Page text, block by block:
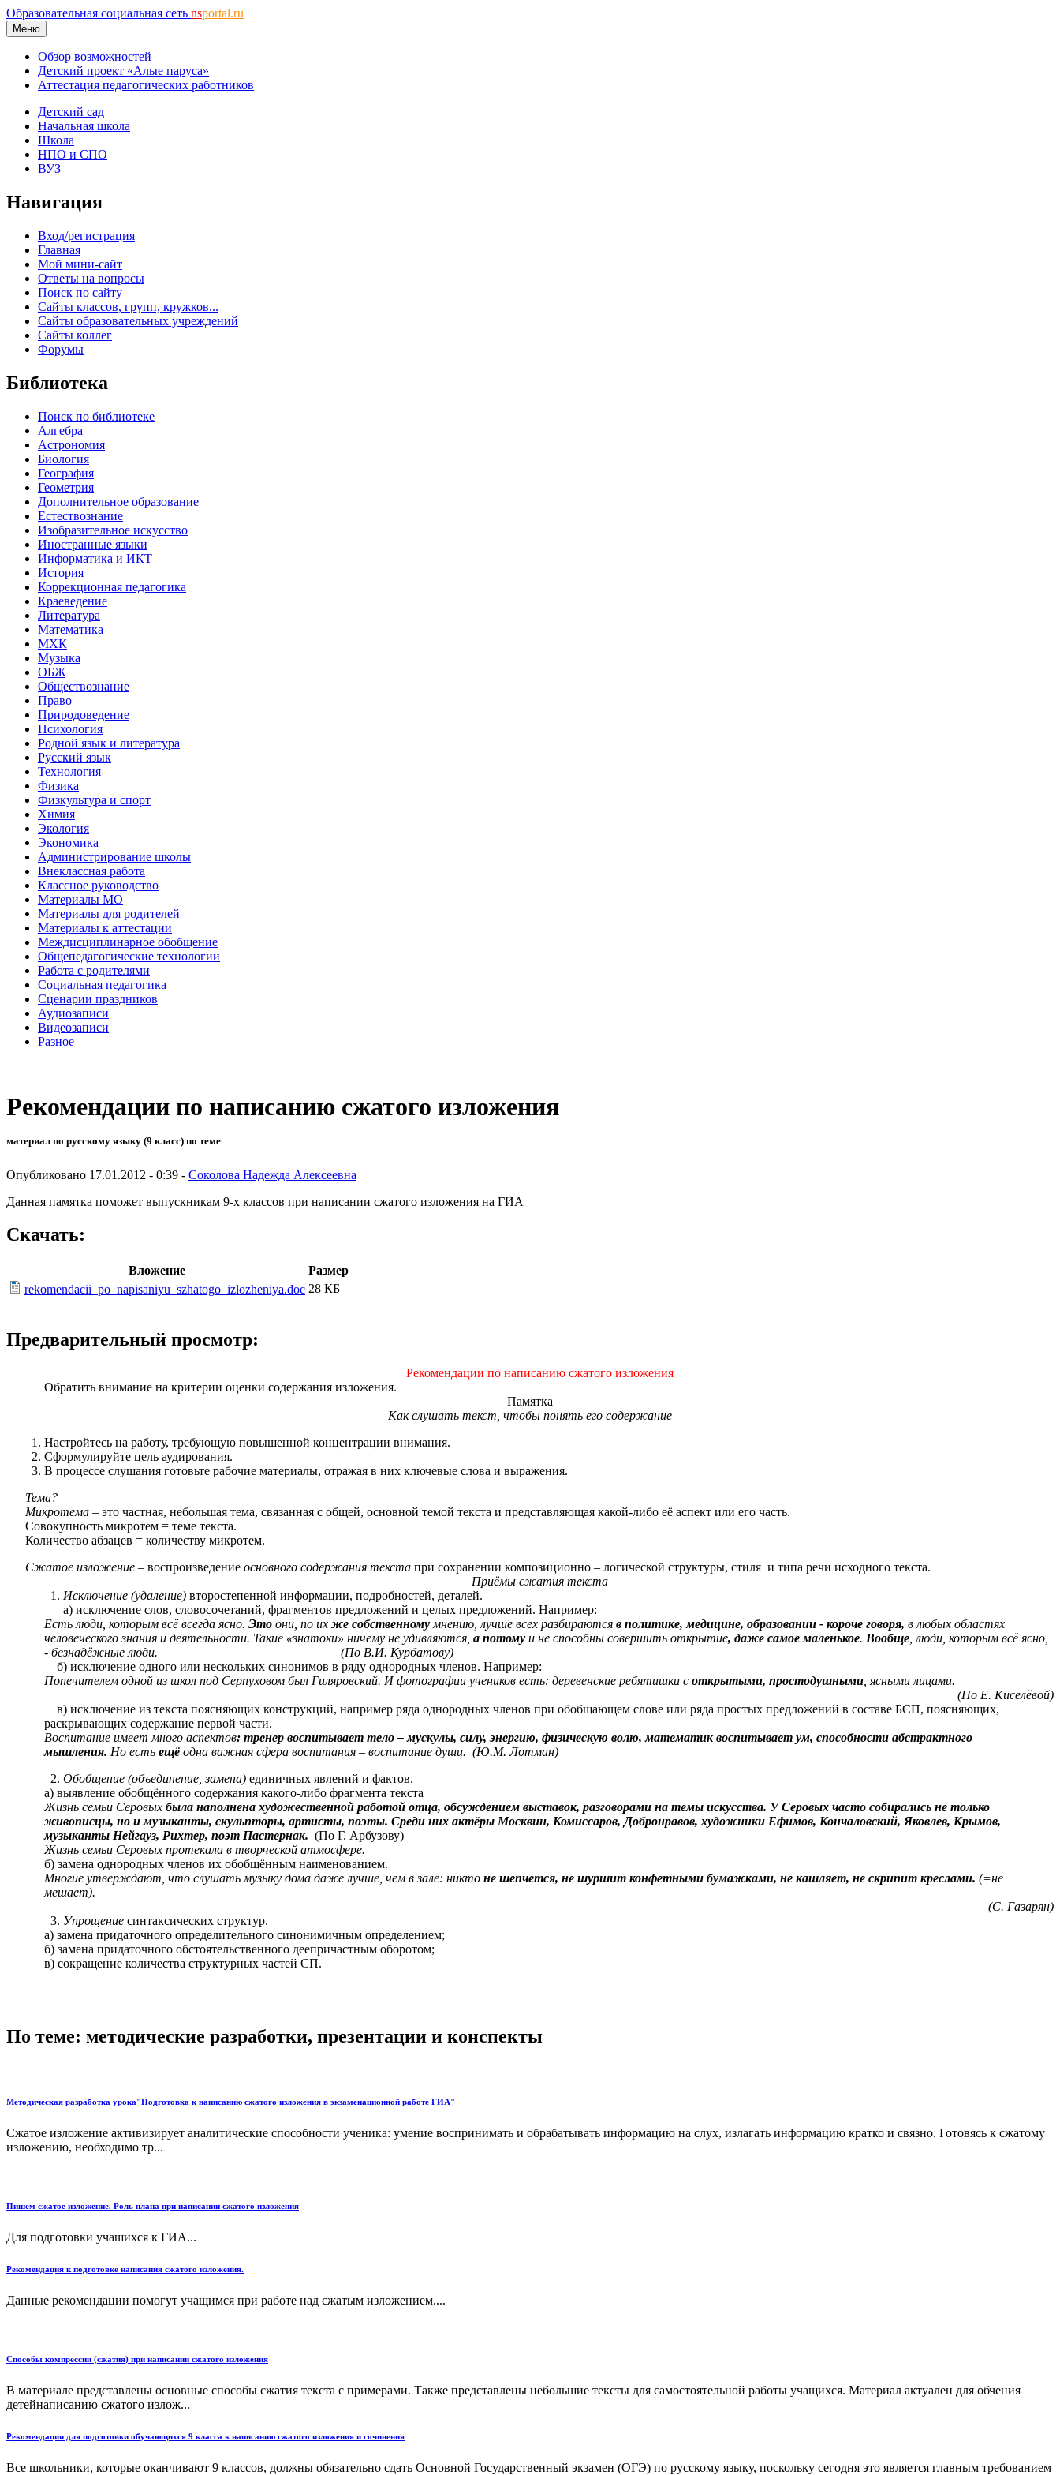
Образовательная социальная сеть nsportal.ru
Меню
Обзор возможностей
Детский проект «Алые паруса»
Аттестация педагогических работников
Детский сад
Начальная школа
Школа
НПО и СПО
ВУЗ
Навигация
Вход/регистрация
Главная
Мой мини-сайт
Ответы на вопросы
Поиск по сайту
Сайты классов, групп, кружков...
Сайты образовательных учреждений
Сайты коллег
Форумы
Библиотека
Поиск по библиотеке
Алгебра
Астрономия
Биология
География
Геометрия
Дополнительное образование
Естествознание
Изобразительное искусство
Иностранные языки
Информатика и ИКТ
История
Коррекционная педагогика
Краеведение
Литература
Математика
МХК
Музыка
ОБЖ
Обществознание
Право
Природоведение
Психология
Родной язык и литература
Русский язык
Технология
Физика
Физкультура и спорт
Химия
Экология
Экономика
Администрирование школы
Внеклассная работа
Классное руководство
Материалы МО
Материалы для родителей
Материалы к аттестации
Междисциплинарное обобщение
Общепедагогические технологии
Работа с родителями
Социальная педагогика
Сценарии праздников
Аудиозаписи
Видеозаписи
Разное
Рекомендации по написанию сжатого изложения
материал по русскому языку (9 класс) по теме
Опубликовано 17.01.2012 - 0:39 - Соколова Надежда Алексеевна
Данная памятка поможет выпускникам 9-х классов при написании сжатого изложения на ГИА
Скачать:
Вложение
Размер
rekomendacii_po_napisaniyu_szhatogo_izlozheniya.doc 28 КБ
Предварительный просмотр:
Рекомендации по написанию сжатого изложения
Обратить внимание на критерии оценки содержания изложения.
Памятка
Как слушать текст, чтобы понять его содержание
Настройтесь на работу, требующую повышенной концентрации внимания.
Сформулируйте цель аудирования.
В процессе слушания готовьте рабочие материалы, отражая в них ключевые слова и выражения.
Тема?
Микротема – это частная, небольшая тема, связанная с общей, основной темой текста и представляющая какой-либо её аспект или его часть.
Совокупность микротем = теме текста.
Количество абзацев = количеству микротем.
Сжатое изложение – воспроизведение основного содержания текста при сохранении композиционно – логической структуры, стиля и типа речи исходного текста.
Приёмы сжатия текста
Исключение (удаление) второстепенной информации, подробностей, деталей.
а) исключение слов, словосочетаний, фрагментов предложений и целых предложений. Например:
Есть люди, которым всё всегда ясно. Это они, по их же собственному мнению, лучше всех разбираются в политике, медицине, образовании - короче говоря, в любых областях
человеческого знания и деятельности. Такие «знатоки» ничему не удивляются, а потому и не способны совершить открытие, даже самое маленькое. Вообще , люди, которым всё ясно,
- безнадёжные люди. (По В.И. Курбатову)
б) исключение одного или нескольких синонимов в ряду однородных членов. Например:
Попечителем одной из школ под Серпуховом был Гиляровский. И фотографии учеников есть: деревенские ребятишки с открытыми, простодушными , ясными лицами.
(По Е. Киселёвой)
в) исключение из текста поясняющих конструкций, например ряда однородных членов при обобщающем слове или ряда простых предложений в составе БСП, поясняющих,
раскрывающих содержание первой части.
Воспитание имеет много аспектов: тренер воспитывает тело – мускулы, силу, энергию, физическую волю, математик воспитывает ум, способности абстрактного
мышления. Но есть ещё одна важная сфера воспитания – воспитание души. (Ю.М. Лотман)
Обобщение (объединение, замена) единичных явлений и фактов.
а) выявление обобщённого содержания какого-либо фрагмента текста
Жизнь семьи Серовых была наполнена художественной работой отца, обсуждением выставок, разговорами на темы искусства. У Серовых часто собирались не только
живописцы, но и музыканты, скульпторы, артисты, поэты. Среди них актёры Москвин, Комиссаров, Добронравов, художники Ефимов, Кончаловский, Яковлев, Крымов,
музыканты Нейгауз, Рихтер, поэт Пастернак. (По Г. Арбузову)
Жизнь семьи Серовых протекала в творческой атмосфере.
б) замена однородных членов их обобщённым наименованием.
Многие утверждают, что слушать музыку дома даже лучше, чем в зале: никто не шепчется, не шуршит конфетными бумажками, не кашляет, не скрипит креслами. (=не
мешает).
(С. Газарян)
Упрощение синтаксических структур.
а) замена придаточного определительного синонимичным определением;
б) замена придаточного обстоятельственного деепричастным оборотом;
в) сокращение количества структурных частей СП.
По теме: методические разработки, презентации и конспекты
Методическая разработка урока"Подготовка к написанию сжатого изложения в экзаменационной работе ГИА"
Сжатое изложение активизирует аналитические способности ученика: умение воспринимать и обрабатывать информацию на слух, излагать информацию кратко и связно. Готовясь к сжатому
изложению, необходимо тр...
Пишем сжатое изложение. Роль плана при написании сжатого изложения
Для подготовки учашихся к ГИА...
Рекомендация к подготовке написания сжатого изложения.
Данные рекомендации помогут учащимся при работе над сжатым изложением....
Способы компрессии (сжатия) при написании сжатого изложения
В материале представлены основные способы сжатия текста с примерами. Также представлены небольшие тексты для самостоятельной работы учащихся. Материал актуален для обчения
детейнаписанию сжатого излож...
Рекомендации для подготовки обучающихся 9 класса к написанию сжатого изложения и сочинения
Все школьники, которые оканчивают 9 классов, должны обязательно сдать Основной Государственный экзамен (ОГЭ) по русскому языку, поскольку сегодня это является главным требованием